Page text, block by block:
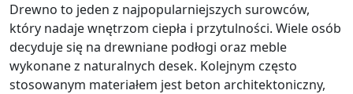
Drewno to jeden z najpopularniejszych surowców,
który nadaje wnętrzom ciepła i przytulności. Wiele osób
decyduje się na drewniane podłogi oraz meble
wykonane z naturalnych desek. Kolejnym często
stosowanym materiałem jest beton architektoniczny,